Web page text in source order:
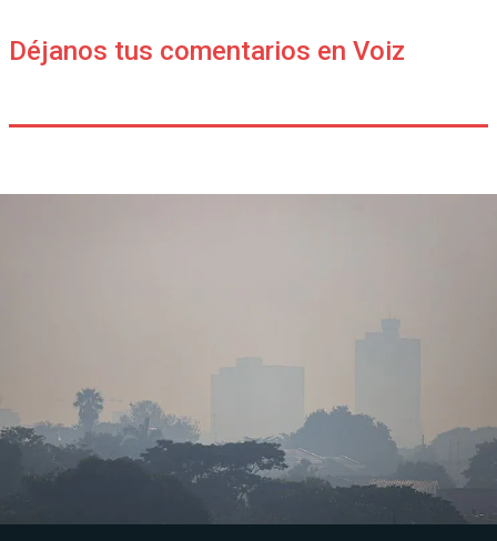
Déjanos tus comentarios en Voiz